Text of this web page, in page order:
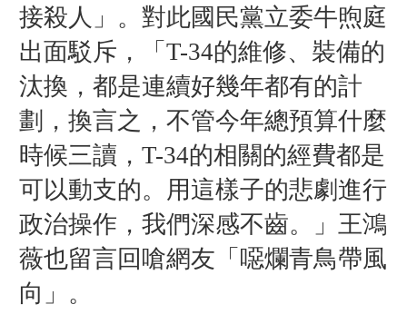
接殺人」。對此國民黨立委牛煦庭
出面駁斥，「T-34的維修、裝備的
汰換，都是連續好幾年都有的計
劃，換言之，不管今年總預算什麼
時候三讀，T-34的相關的經費都是
可以動支的。用這樣子的悲劇進行
政治操作，我們深感不齒。」王鴻
薇也留言回嗆網友「噁爛青鳥帶風
向」。